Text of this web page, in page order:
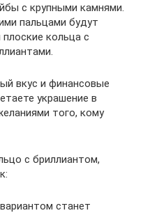
с крупными камнями.
пальцами будут
кольца с
вкус и финансовые
украшение в
того, кому
с бриллиантом,
станет